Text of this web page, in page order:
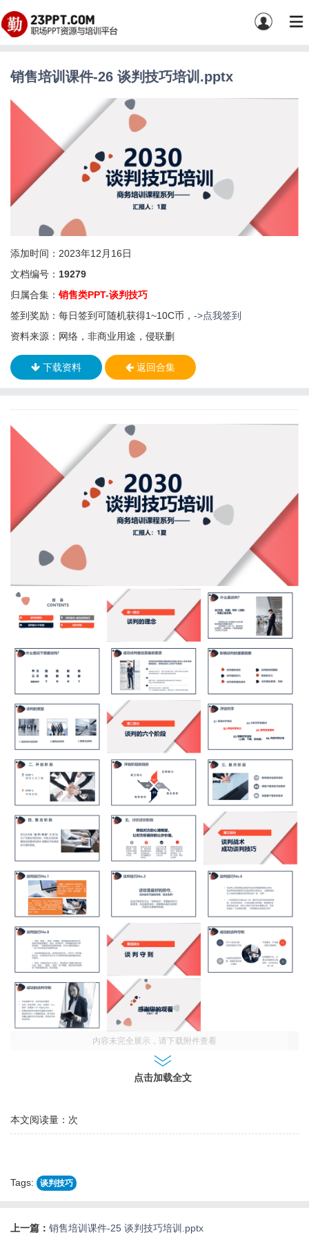
销售培训课件-26 谈判技巧培训.pptx
添加时间：2023年12月16日
文档编号： 19279
归属合集： 销售类PPT-谈判技巧
签到奖励：每日签到可随机获得1~10C币， ->点我签到
资料来源：网络，非商业用途，侵联删
下载资料 返回合集
内容未完全展示，请下载附件查看
点击加载全文
本文阅读量： 次
Tags: 谈判技巧
上一篇： 销售培训课件-25 谈判技巧培训.pptx